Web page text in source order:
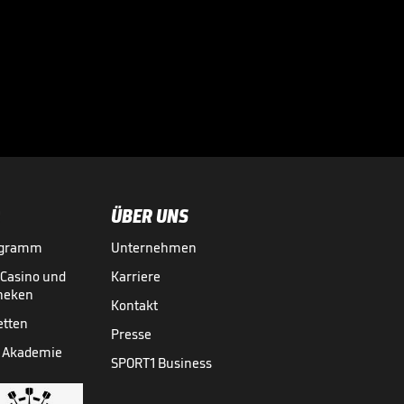
und
Akademie
ÜBER UNS
Unternehmen
Karriere
Kontakt
Presse
SPORT1 Business